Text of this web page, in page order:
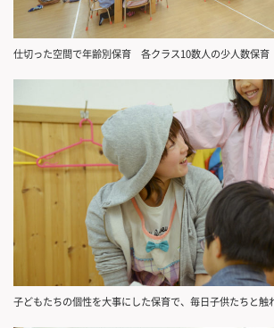
仕切った空間で年齢別保育 各クラス10数人の少人数保育
子どもたちの個性を大事にした保育で、毎日子供たちと